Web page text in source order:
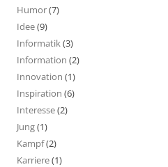
Humor(7)
Idee(9)
Informatik(3)
Information (2)
Innovation (1)
Inspiration (6)
Interesse(2)
Jung(1)
Kampf(2)
Karriere(1)